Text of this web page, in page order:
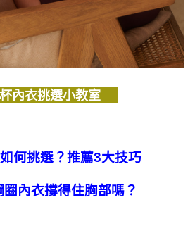
內衣挑選小教室
何挑選？推薦3大技巧
內衣撐得住胸部嗎？